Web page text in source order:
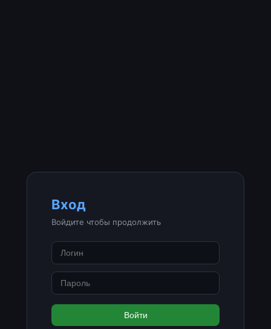
Вход
Войдите чтобы продолжить
Войти